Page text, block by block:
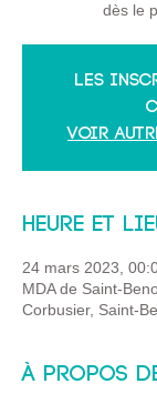
dès le
Les
Voir
Heure et
24 mars 2023,
MDA de Saint-
Corbusier, Saint-
À propos